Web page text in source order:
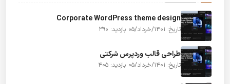
Corporate WordPress theme design
تاریخ: 1401/خرداد/05 بازدید: 390
طراحی قالب وردپرس شرکتی
تاریخ: 1401/خرداد/05 بازدید: 405